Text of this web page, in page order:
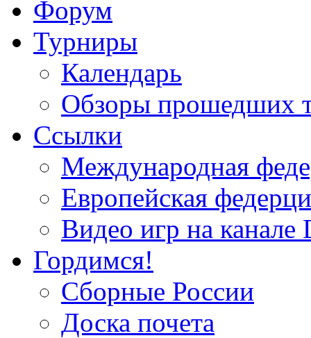
Форум
Турниры
Календарь
Обзоры прошедших
Ссылки
Международная
Европейская
Видео игр на
Гордимся!
Сборные России
Доска почета